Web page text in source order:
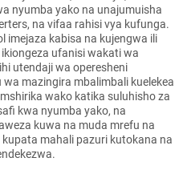
nyumba yako na unajumuisha
na vifaa rahisi vya kufunga.
imejaza kabisa na kujengwa ili
ufanisi wakati wa
utendaji wa operesheni
mazingira mbalimbali kuelekea
wako katika suluhisho za
kwa nyumba yako, na
kuwa na muda mrefu na
mahali pazuri kutokana na